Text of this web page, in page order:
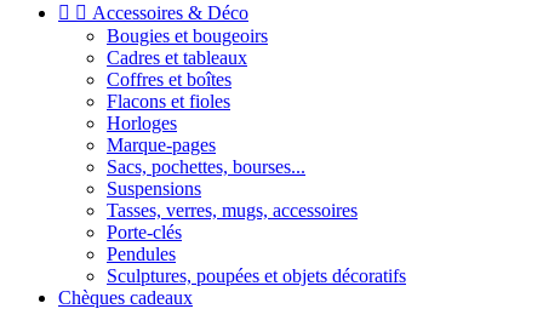
  Accessoires & Déco
Bougies et bougeoirs
Cadres et tableaux
Coffres et boîtes
Flacons et fioles
Horloges
Marque-pages
Sacs, pochettes, bourses...
Suspensions
Tasses, verres, mugs, accessoires
Porte-clés
Pendules
Sculptures, poupées et objets décoratifs
Chèques cadeaux